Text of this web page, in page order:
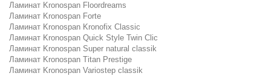
Ламинат Kronospan Floordreams
Ламинат Kronospan Forte
Ламинат Kronospan Kronofix Classic
Ламинат Kronospan Quick Style Twin Clic
Ламинат Kronospan Super natural classik
Ламинат Kronospan Titan Prestige
Ламинат Kronospan Variostep classik